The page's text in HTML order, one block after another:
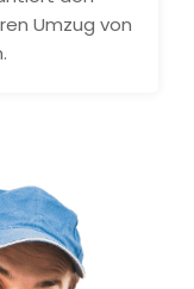
Umzug von